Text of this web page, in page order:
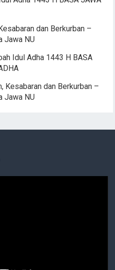
dan Berkurban –
Jawa NU
Idul Adha 1443 H BASA
Kesabaran dan Berkurban –
Jawa NU